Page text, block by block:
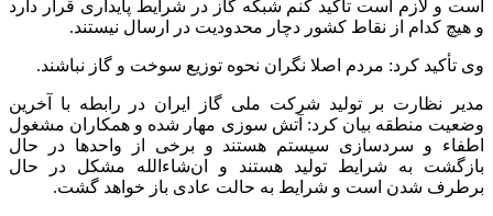
است و لازم است تأکید کنم شبکه گاز در شرایط پایداری قرار دارد
و هیچ کدام از نقاط کشور دچار محدودیت در ارسال نیستند.
وی تأکید کرد: مردم اصلا نگران نحوه توزیع سوخت و گاز نباشند.
مدیر نظارت بر تولید شرکت ملی گاز ایران در رابطه با آخرین
وضعیت منطقه بیان کرد: آتش سوزی مهار شده و همکاران مشغول
اطفاء و سردسازی سیستم هستند و برخی از واحدها در حال
بازگشت به شرایط تولید هستند و ان‌شاءالله مشکل در حال
برطرف شدن است و شرایط به حالت عادی باز خواهد گشت.